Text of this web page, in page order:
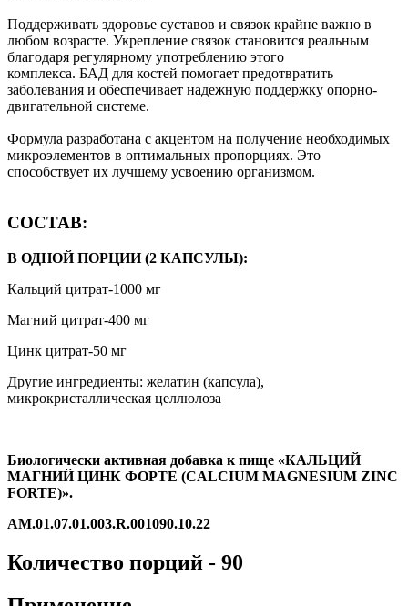
Поддерживать здоровье суставов и связок крайне важно в
любом возрасте. Укрепление связок становится реальным
благодаря регулярному употреблению этого
комплекса. БАД для костей помогает предотвратить
заболевания и обеспечивает надежную поддержку опорно-
двигательной системе.
Формула разработана с акцентом на получение необходимых
микроэлементов в оптимальных пропорциях. Это
способствует их лучшему усвоению организмом.
СОСТАВ:
В ОДНОЙ ПОРЦИИ (2 КАПСУЛЫ):
Кальций цитрат-1000 мг
Магний цитрат-400 мг
Цинк цитрат-50 мг
Другие ингредиенты: желатин (капсула),
микрокристаллическая целлюлоза
Биологически активная добавка к пище «КАЛЬЦИЙ
МАГНИЙ ЦИНК ФОРТЕ (CALCIUM MAGNESIUM ZINC
FORTE)».
AM.01.07.01.003.R.001090.10.22
Количество порций - 90